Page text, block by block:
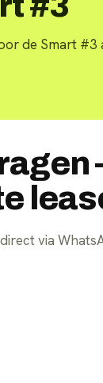
de Smart #3
direct via